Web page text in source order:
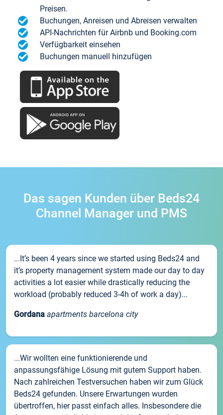
Preisen.
Buchungen, Anreisen und Abreisen verwalten
API-Nachrichten für Airbnb und Booking.com
Verfügbarkeit einsehen
Buchungen manuell hinzufügen
Das sagen Kunden über Beds24
Channel Manager und PMS
...It’s been 4 years since we started using Beds24 and
it’s property management system made our day to day
activities a lot easier while drastically reducing the
workload (probably reduced 3-4h of work a day)...
Gordana apartments barcelona city
...Wir wollten eine funktionierende und
anpassungsfähige Lösung mit gutem Support haben.
Nach zahlreichen Testversuchen haben wir zum Glück
Beds24 gefunden. Unsere Erwartungen wurden
übertroffen, hier passt einfach alles. Insbesondere die